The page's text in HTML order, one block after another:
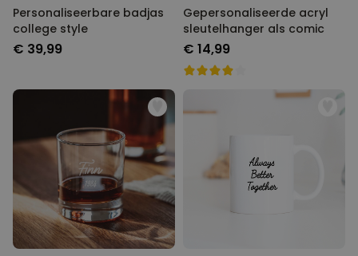
Personaliseerbare badjas
college style
€ 39,99
Gepersonaliseerde acryl
sleutelhanger als comic
€ 14,99